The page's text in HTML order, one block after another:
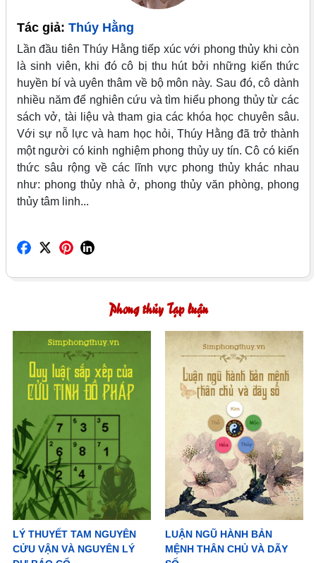
Tác giả: Thúy Hằng
Lần đầu tiên Thúy Hằng tiếp xúc với phong thủy khi còn
là sinh viên, khi đó cô bị thu hút bởi những kiến thức
huyền bí và uyên thâm về bộ môn này. Sau đó, cô dành
nhiều năm để nghiên cứu và tìm hiểu phong thủy từ các
sách vở, tài liệu và tham gia các khóa học chuyên sâu.
Với sự nỗ lực và ham học hỏi, Thúy Hằng đã trở thành
một người có kinh nghiệm phong thủy uy tín. Cô có kiến
thức sâu rộng về các lĩnh vực phong thủy khác nhau
như: phong thủy nhà ở, phong thủy văn phòng, phong
thủy tâm linh...
Phong thủy Tạp luận
LÝ THUYẾT TAM NGUYÊN
CỬU VẬN VÀ NGUYÊN LÝ
LUẬN NGŨ HÀNH BẢN
MỆNH THÂN CHỦ VÀ DÃY